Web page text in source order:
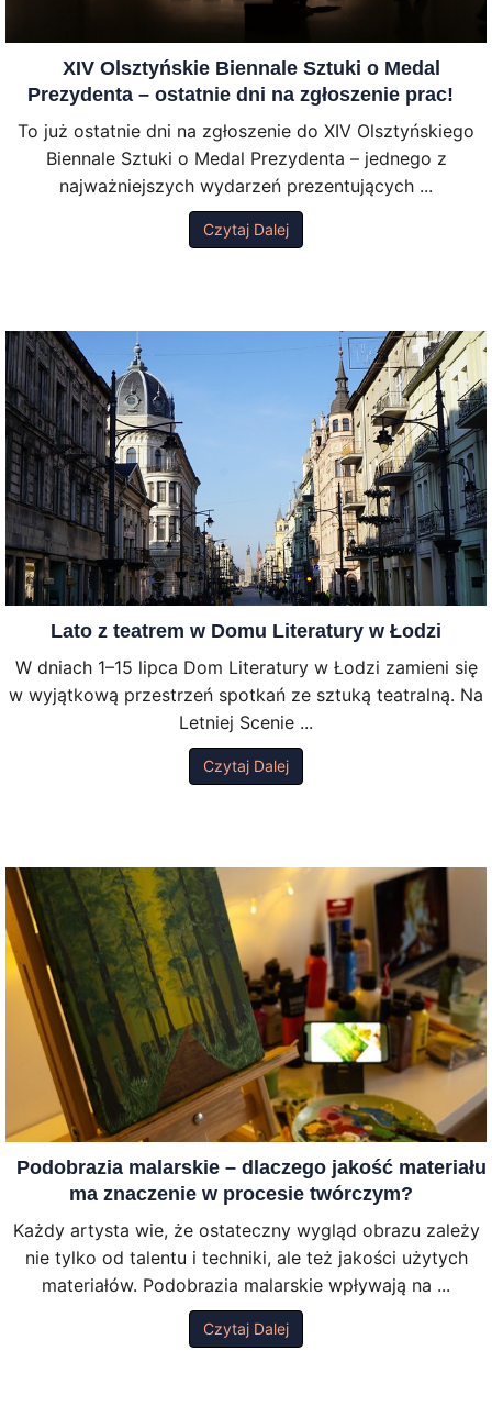
XIV Olsztyńskie Biennale Sztuki o Medal
Prezydenta – ostatnie dni na zgłoszenie prac!
To już ostatnie dni na zgłoszenie do XIV Olsztyńskiego
Biennale Sztuki o Medal Prezydenta – jednego z
najważniejszych wydarzeń prezentujących ...
Czytaj Dalej
Lato z teatrem w Domu Literatury w Łodzi
W dniach 1–15 lipca Dom Literatury w Łodzi zamieni się
w wyjątkową przestrzeń spotkań ze sztuką teatralną. Na
Letniej Scenie ...
Czytaj Dalej
Podobrazia malarskie – dlaczego jakość materiału
ma znaczenie w procesie twórczym?
Każdy artysta wie, że ostateczny wygląd obrazu zależy
nie tylko od talentu i techniki, ale też jakości użytych
materiałów. Podobrazia malarskie wpływają na ...
Czytaj Dalej